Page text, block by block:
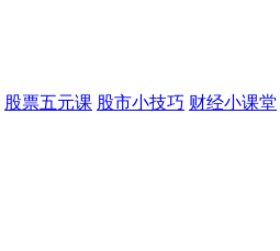
股票五元课 股市小技巧 财经小课堂